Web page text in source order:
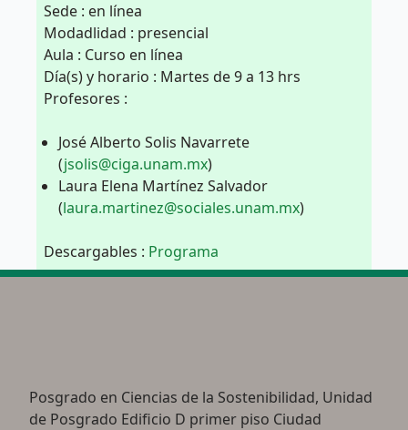
Sede : en línea
Modadlidad : presencial
Aula : Curso en línea
Día(s) y horario : Martes de 9 a 13 hrs
Profesores :
José Alberto Solis Navarrete
(jsolis@ciga.unam.mx)
Laura Elena Martínez Salvador
(laura.martinez@sociales.unam.mx)
Descargables : Programa
Posgrado en Ciencias de la Sostenibilidad, Unidad
de Posgrado Edificio D primer piso Ciudad